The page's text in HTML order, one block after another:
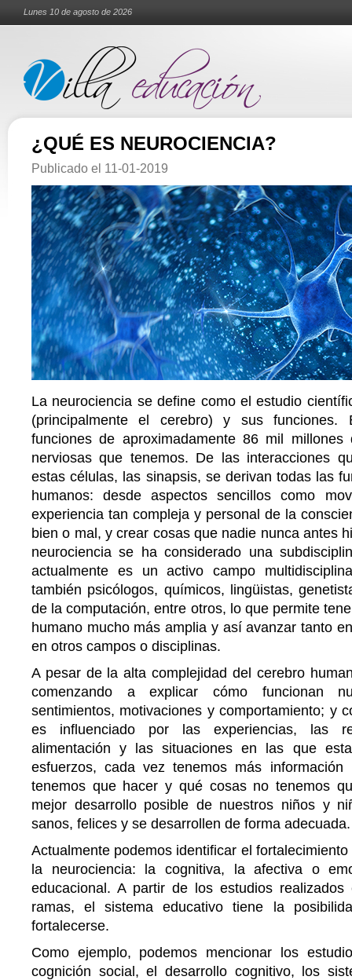
Lunes 10 de agosto de 2026
¿QUÉ ES NEUROCIENCIA?
Publicado el 11-01-2019
La neurociencia se define como el estudio
(principalmente el cerebro) y sus funciones.
funciones de aproximadamente 86 mil
nerviosas que tenemos. De las interacciones
estas células, las sinapsis, se derivan todas las
humanos: desde aspectos sencillos como
experiencia tan compleja y personal de la
bien o mal, y crear cosas que nadie nunca antes
neurociencia se ha considerado una
actualmente es un activo campo
también psicólogos, químicos, lingüistas,
de la computación, entre otros, lo que permite
humano mucho más amplia y así avanzar tanto
en otros campos o disciplinas.
A pesar de la alta complejidad del cerebro
comenzando a explicar cómo funcionan
sentimientos, motivaciones y comportamiento; y
es influenciado por las experiencias, las
alimentación y las situaciones en las que
esfuerzos, cada vez tenemos más
tenemos que hacer y qué cosas no tenemos
mejor desarrollo posible de nuestros niños y
sanos, felices y se desarrollen de forma adecuada.
Actualmente podemos identificar el
la neurociencia: la cognitiva, la afectiva o
educacional. A partir de los estudios
ramas, el sistema educativo tiene la
fortalecerse.
Como ejemplo, podemos mencionar los
cognición social, el desarrollo cognitivo, los